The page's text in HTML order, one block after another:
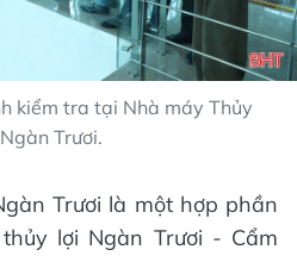
kiểm tra tại Nhà máy Thủy
Trươi.
Trươi là một hợp phần
lợi Ngàn Trươi - Cẩm